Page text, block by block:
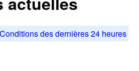
Conditions des dernières 24 heures